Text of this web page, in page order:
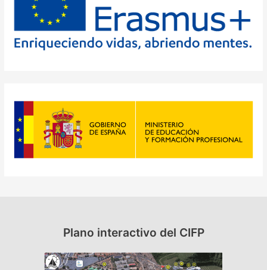
Plano interactivo del CIFP